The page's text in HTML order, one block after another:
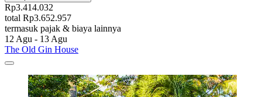
Rp3.414.032
total Rp3.652.957
termasuk pajak & biaya lainnya
12 Agu - 13 Agu
The Old Gin House